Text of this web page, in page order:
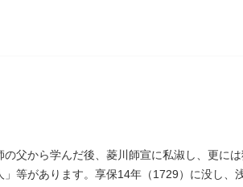
父から学んだ後、菱川師宣に私淑し、更に
等があります。享保14年（1729）に没し、